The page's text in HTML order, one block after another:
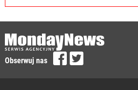
Obserwuj nas